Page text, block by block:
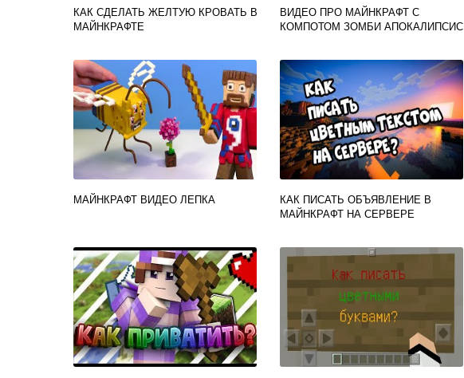
КАК СДЕЛАТЬ ЖЕЛТУЮ КРОВАТЬ В
МАЙНКРАФТЕ
ВИДЕО ПРО МАЙНКРАФТ С
КОМПОТОМ ЗОМБИ АПОКАЛИПСИС
МАЙНКРАФТ ВИДЕО ЛЕПКА
КАК ПИСАТЬ ОБЪЯВЛЕНИЕ В
МАЙНКРАФТ НА СЕРВЕРЕ